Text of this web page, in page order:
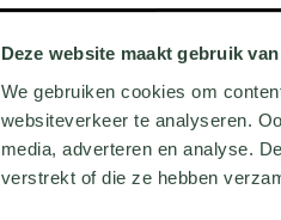
Deze website maakt gebruik
We gebruiken cookies om
websiteverkeer te analyseren.
media, adverteren en analyse.
verstrekt of die ze hebben